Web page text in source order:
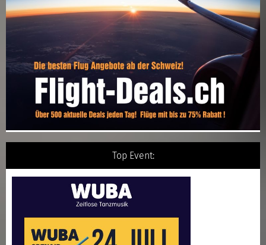
Top Event: